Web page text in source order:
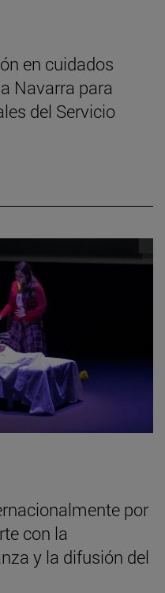
en cuidados
Navarra para
del Servicio
por
con la
y la difusión del